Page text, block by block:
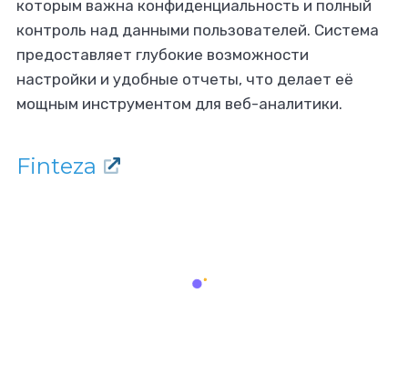
которым важна конфиденциальность и полный
контроль над данными пользователей. Система
предоставляет глубокие возможности
настройки и удобные отчеты, что делает её
мощным инструментом для веб-аналитики.
Finteza